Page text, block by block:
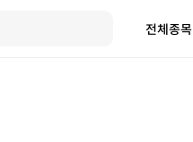
전체종목